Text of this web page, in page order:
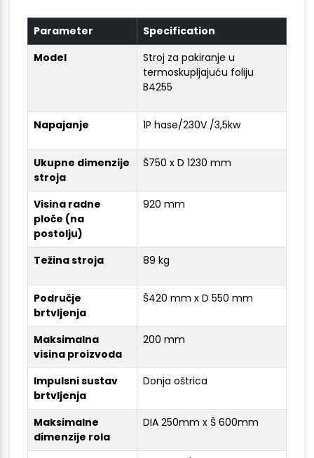
Parameter
Specification
Model
Stroj za pakiranje u
termoskupljajuću foliju
B4255
Napajanje 1P hase/230V /3,5kw
Ukupne dimenzije
stroja
Š750 x D 1230 mm
Visina radne
ploče (na
postolju)
920 mm
Težina stroja 89 kg
Područje
brtvljenja
Š420 mm x D 550 mm
Maksimalna
visina proizvoda
200 mm
Impulsni sustav
brtvljenja
Donja oštrica
Maksimalne
dimenzije rola
DIA 250mm x Š 600mm